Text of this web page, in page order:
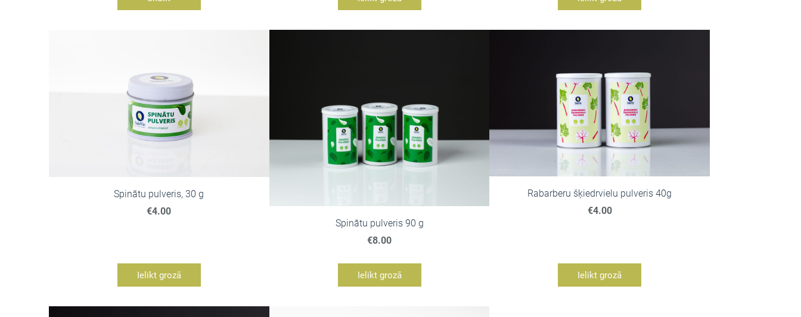
Spinātu pulveris, 30 g
€4.00
Ielikt grozā
Spinātu pulveris 90 g
€8.00
Ielikt grozā
Rabarberu šķiedrvielu pulveris 40g
€4.00
Ielikt grozā